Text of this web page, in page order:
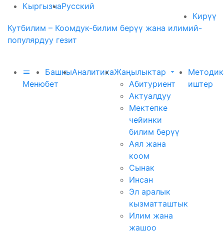
КыргызчаРусский
Кирүү
Кутбилим – Коомдук-билим берүү жана илимий-
популярдуу гезит
Меню
Башкы
бет
АналитикаЖаңылыктар
Абитуриент
Актуалдуу
Мектепке
чейинки
билим берүү
Аял жана
коом
Сынак
Инсан
Эл аралык
кызматташтык
Илим жана
жашоо
иштер